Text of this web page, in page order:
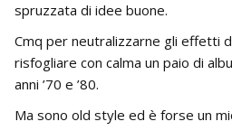
spruzzata di idee buone.
Cmq per neutralizzarne gli effetti
risfogliare con calma un paio di
anni ’70 e ’80.
Ma sono old style ed è forse un